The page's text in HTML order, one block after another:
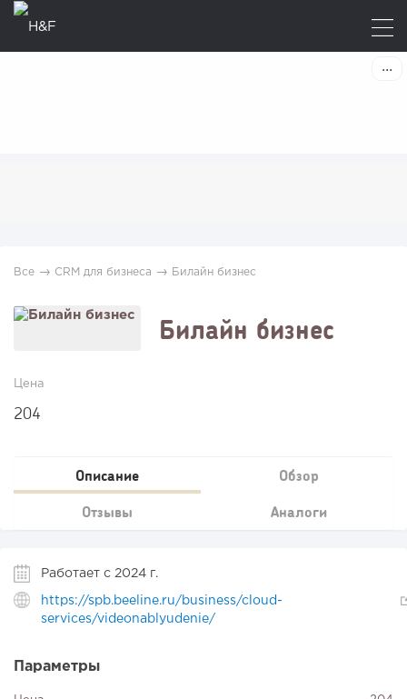
Все → CRM для бизнеса → Билайн бизнес
Билайн бизнес
Цена
204
Описание Обзор
Отзывы Аналоги
Работает с 2024 г.
https://spb.beeline.ru/business/cloud-
services/videonablyudenie/
Параметры